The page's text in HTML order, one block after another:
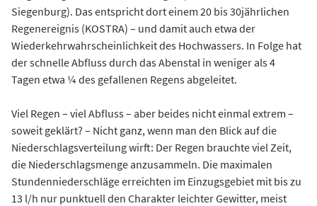
Siegenburg). Das entspricht dort einem 20 bis 30jährlichen
Regenereignis (KOSTRA) – und damit auch etwa der
Wiederkehrwahrscheinlichkeit des Hochwassers. In Folge hat
der schnelle Abfluss durch das Abenstal in weniger als 4
Tagen etwa ¼ des gefallenen Regens abgeleitet.
Viel Regen – viel Abfluss – aber beides nicht einmal extrem –
soweit geklärt? – Nicht ganz, wenn man den Blick auf die
Niederschlagsverteilung wirft: Der Regen brauchte viel Zeit,
die Niederschlagsmenge anzusammeln. Die maximalen
Stundenniederschläge erreichten im Einzugsgebiet mit bis zu
13 l/h nur punktuell den Charakter leichter Gewitter, meist